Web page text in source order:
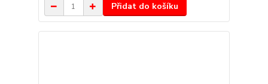
Přidat do košíku